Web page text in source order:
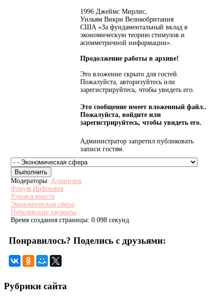
1996 Джеймс Мирлис,
Уильям Викри Великобритания
США «За фундаментальный вклад в
экономическую теорию стимулов и
асимметричной информации».
Продолжение работы в архиве!
Это вложение скрыто для гостей.
Пожалуйста, авторизуйтесь или
зарегистрируйтесь, чтобы увидеть его.
Это сообщение имеет вложенный файл..
Пожалуйста, войдите или
зарегистрируйтесь, чтобы увидеть его.
Администратор запретил публиковать
записи гостям.
Модераторы: Админчик
Форум Инфоняня
Учимся вместе
Экономическая сфера
Нобелевские лауреаты
Время создания страницы: 0.098 секунд
Понравилось? Поделись с друзьями:
Рубрики сайта